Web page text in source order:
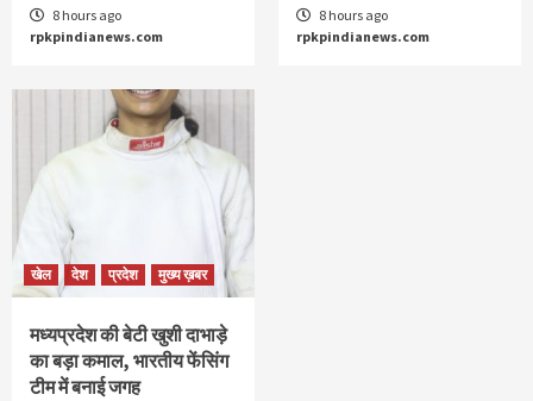
8 hours ago
rpkpindianews.com
8 hours ago
rpkpindianews.com
खेल देश प्रदेश मुख्य ख़बर
मध्यप्रदेश की बेटी खुशी दाभाड़े
का बड़ा कमाल, भारतीय फेंसिंग
टीम में बनाई जगह